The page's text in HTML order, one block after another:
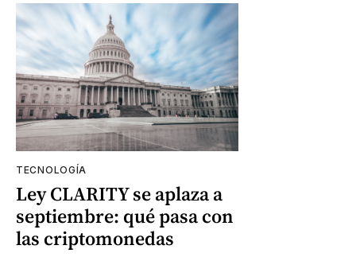
TECNOLOGÍA
Ley CLARITY se aplaza a
septiembre: qué pasa con
las criptomonedas